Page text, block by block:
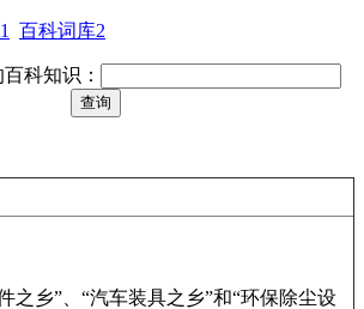
百科词库2
科知识：
之乡”、“汽车装具之乡”和“环保除尘设